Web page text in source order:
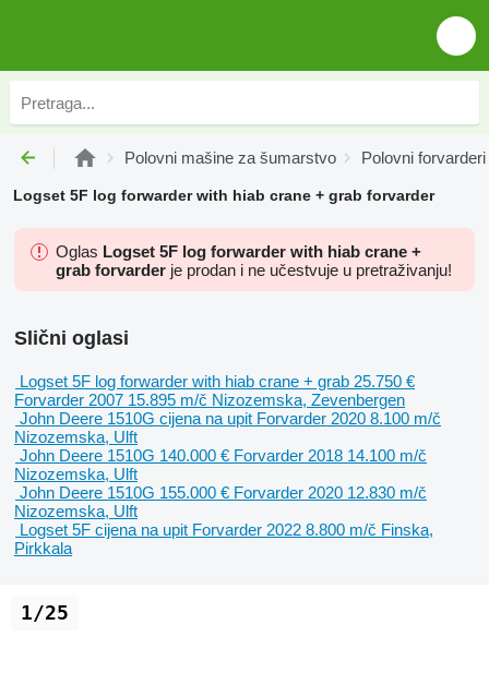
Polovni mašine za šumarstvo Polovni forvarderi
Logset 5F log forwarder with hiab crane + grab forvarder
Oglas Logset 5F log forwarder with hiab crane +
grab forvarder je prodan i ne učestvuje u pretraživanju!
Slični oglasi
Logset 5F log forwarder with hiab crane + grab 25.750 €
Forvarder 2007 15.895 m/č Nizozemska, Zevenbergen
John Deere 1510G cijena na upit Forvarder 2020 8.100 m/č
Nizozemska, Ulft
John Deere 1510G 140.000 € Forvarder 2018 14.100 m/č
Nizozemska, Ulft
John Deere 1510G 155.000 € Forvarder 2020 12.830 m/č
Nizozemska, Ulft
Logset 5F cijena na upit Forvarder 2022 8.800 m/č Finska,
Pirkkala
1/25